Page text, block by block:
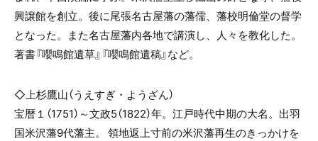
興譲館を創立。後に尾張名古屋藩の藩儒、藩校明倫堂の督学
となった。また名古屋藩内各地で講演し、人々を教化した。
著書『嚶鳴館遺草』『嚶鳴館遺稿』など。
◇上杉鷹山（うえすぎ・ようざん）
宝暦１（1751）～文政5（1822）年。江戸時代中期の大名。出羽
国米沢藩9代藩主。 領地返上寸前の米沢藩再生のきっかけを